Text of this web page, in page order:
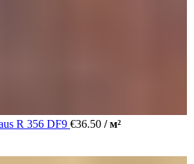
R 356 DF9 €36.50 / м²